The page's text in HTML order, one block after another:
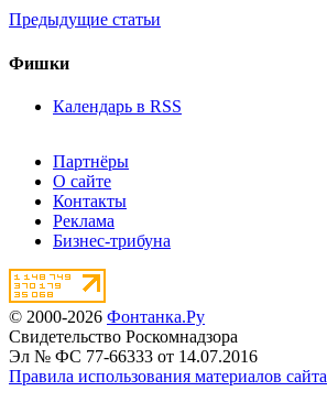
Предыдущие статьи
Фишки
Календарь в RSS
Партнёры
О сайте
Контакты
Реклама
Бизнес-трибуна
© 2000-2026 Фонтанка.Ру
Свидетельство Роскомнадзора
Эл № ФС 77-66333 от 14.07.2016
Правила использования материалов сайта